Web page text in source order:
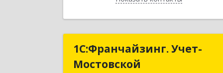
1С:Франчайзинг. Учет-
Мостовской
1С:Франчайзинг. Учет-